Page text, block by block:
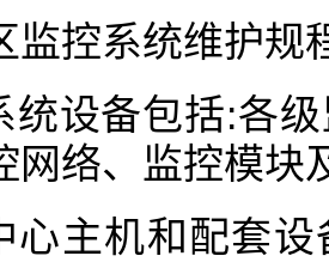
监控系统维护规
统设备包括:各
网络、监控模块
心主机和配套